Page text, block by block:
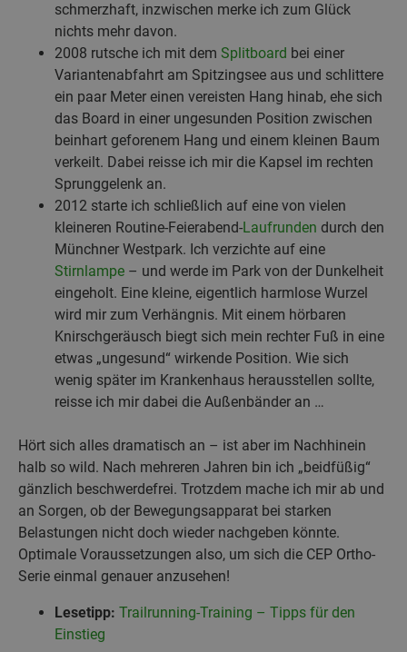
schmerzhaft, inzwischen merke ich zum Glück
nichts mehr davon.
2008 rutsche ich mit dem Splitboard bei einer
Variantenabfahrt am Spitzingsee aus und schlittere
ein paar Meter einen vereisten Hang hinab, ehe sich
das Board in einer ungesunden Position zwischen
beinhart geforenem Hang und einem kleinen Baum
verkeilt. Dabei reisse ich mir die Kapsel im rechten
Sprunggelenk an.
2012 starte ich schließlich auf eine von vielen
kleineren Routine-Feierabend-Laufrunden durch den
Münchner Westpark. Ich verzichte auf eine
Stirnlampe – und werde im Park von der Dunkelheit
eingeholt. Eine kleine, eigentlich harmlose Wurzel
wird mir zum Verhängnis. Mit einem hörbaren
Knirschgeräusch biegt sich mein rechter Fuß in eine
etwas „ungesund“ wirkende Position. Wie sich
wenig später im Krankenhaus herausstellen sollte,
reisse ich mir dabei die Außenbänder an …
Hört sich alles dramatisch an – ist aber im Nachhinein
halb so wild. Nach mehreren Jahren bin ich „beidfüßig“
gänzlich beschwerdefrei. Trotzdem mache ich mir ab und
an Sorgen, ob der Bewegungsapparat bei starken
Belastungen nicht doch wieder nachgeben könnte.
Optimale Voraussetzungen also, um sich die CEP Ortho-
Serie einmal genauer anzusehen!
Lesetipp: Trailrunning-Training – Tipps für den
Einstieg